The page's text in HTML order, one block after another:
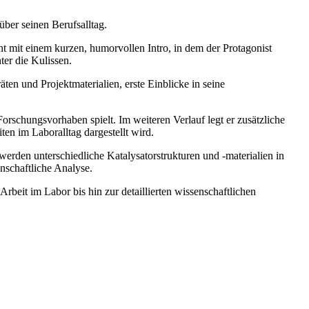
seinen Berufsalltag.
mit einem kurzen, humorvollen Intro, in dem der Protagonist
die Kulissen.
und Projektmaterialien, erste Einblicke in seine
spielt. Im weiteren Verlauf legt er zusätzliche
im Laboralltag dargestellt wird.
unterschiedliche Katalysatorstrukturen und -materialien in
Analyse.
im Labor bis hin zur detaillierten wissenschaftlichen